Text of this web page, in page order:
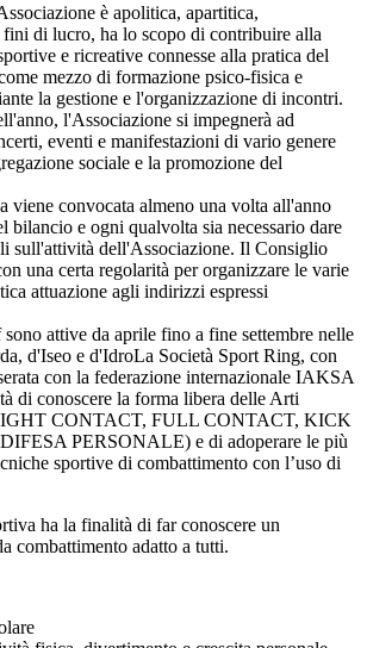
è apolitica, apartitica,
fini di lucro, ha lo scopo di contribuire alla
e ricreative connesse alla pratica del
mezzo di formazione psico-fisica e
la gestione e l'organizzazione di incontri.
l'Associazione si impegnerà ad
eventi e manifestazioni di vario genere
sociale e la promozione del
viene convocata almeno una volta all'anno
bilancio e ogni qualvolta sia necessario dare
sull'attività dell'Associazione. Il Consiglio
una certa regolarità per organizzare le varie
attuazione agli indirizzi espressi
attive da aprile fino a fine settembre nelle
d'Iseo e d'IdroLa Società Sport Ring, con
con la federazione internazionale IAKSA
di conoscere la forma libera delle Arti
CONTACT, FULL CONTACT, KICK
PERSONALE) e di adoperare le più
sportive di combattimento con l’uso di
ha la finalità di far conoscere un
combattimento adatto a tutti.